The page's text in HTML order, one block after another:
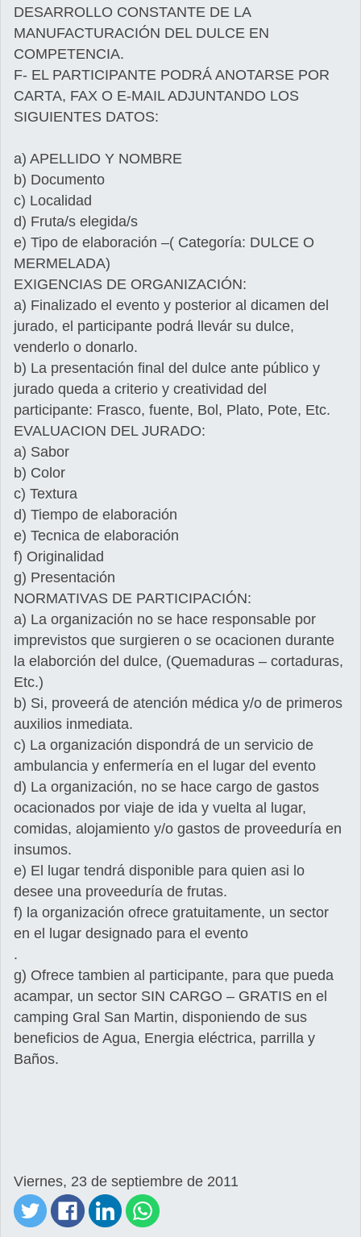
DESARROLLO CONSTANTE DE LA
MANUFACTURACIÓN DEL DULCE EN
COMPETENCIA.
F- EL PARTICIPANTE PODRÁ ANOTARSE POR
CARTA, FAX O E-MAIL ADJUNTANDO LOS
SIGUIENTES DATOS:
a) APELLIDO Y NOMBRE
b) Documento
c) Localidad
d) Fruta/s elegida/s
e) Tipo de elaboración –( Categoría: DULCE O
MERMELADA)
EXIGENCIAS DE ORGANIZACIÓN:
a) Finalizado el evento y posterior al dicamen del
jurado, el participante podrá llevár su dulce,
venderlo o donarlo.
b) La presentación final del dulce ante público y
jurado queda a criterio y creatividad del
participante: Frasco, fuente, Bol, Plato, Pote, Etc.
EVALUACION DEL JURADO:
a) Sabor
b) Color
c) Textura
d) Tiempo de elaboración
e) Tecnica de elaboración
f) Originalidad
g) Presentación
NORMATIVAS DE PARTICIPACIÓN:
a) La organización no se hace responsable por
imprevistos que surgieren o se ocacionen durante
la elaborción del dulce, (Quemaduras – cortaduras,
Etc.)
b) Si, proveerá de atención médica y/o de primeros
auxilios inmediata.
c) La organización dispondrá de un servicio de
ambulancia y enfermería en el lugar del evento
d) La organización, no se hace cargo de gastos
ocacionados por viaje de ida y vuelta al lugar,
comidas, alojamiento y/o gastos de proveeduría en
insumos.
e) El lugar tendrá disponible para quien asi lo
desee una proveeduría de frutas.
f) la organización ofrece gratuitamente, un sector
en el lugar designado para el evento
.
g) Ofrece tambien al participante, para que pueda
acampar, un sector SIN CARGO – GRATIS en el
camping Gral San Martin, disponiendo de sus
beneficios de Agua, Energia eléctrica, parrilla y
Baños.
Viernes, 23 de septiembre de 2011